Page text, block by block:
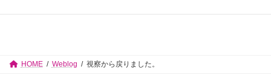
HOME Weblog 視察から戻りました。